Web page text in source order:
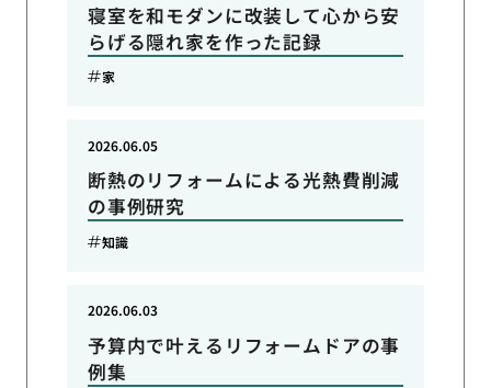
寝室を和モダンに改装して心から安
らげる隠れ家を作った記録
家
断熱のリフォームによる光熱費削減
の事例研究
2026.06.05
知識
予算内で叶えるリフォームドアの事
例集
2026.06.03